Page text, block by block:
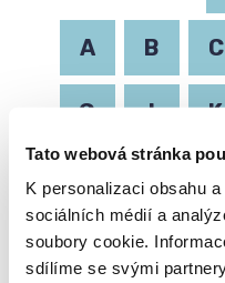
Tato webová stránka
K personalizaci obsahu
sociálních médií a
soubory cookie.
sdílíme se svými
A B C
G I K
Agenda 2030